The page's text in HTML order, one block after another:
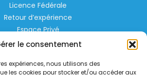
le consentement
expériences, nous utilisons des
les cookies pour stocker et/ou accéder aux
Licence Fédérale
Retour d’expérience
Espace Privé
Règlementation